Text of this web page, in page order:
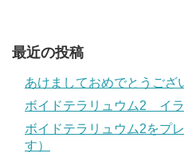
最近の投稿
あけましておめでとうござ
ボイドテラリュウム2 イラ
ボイドテラリュウム2をプ
す）